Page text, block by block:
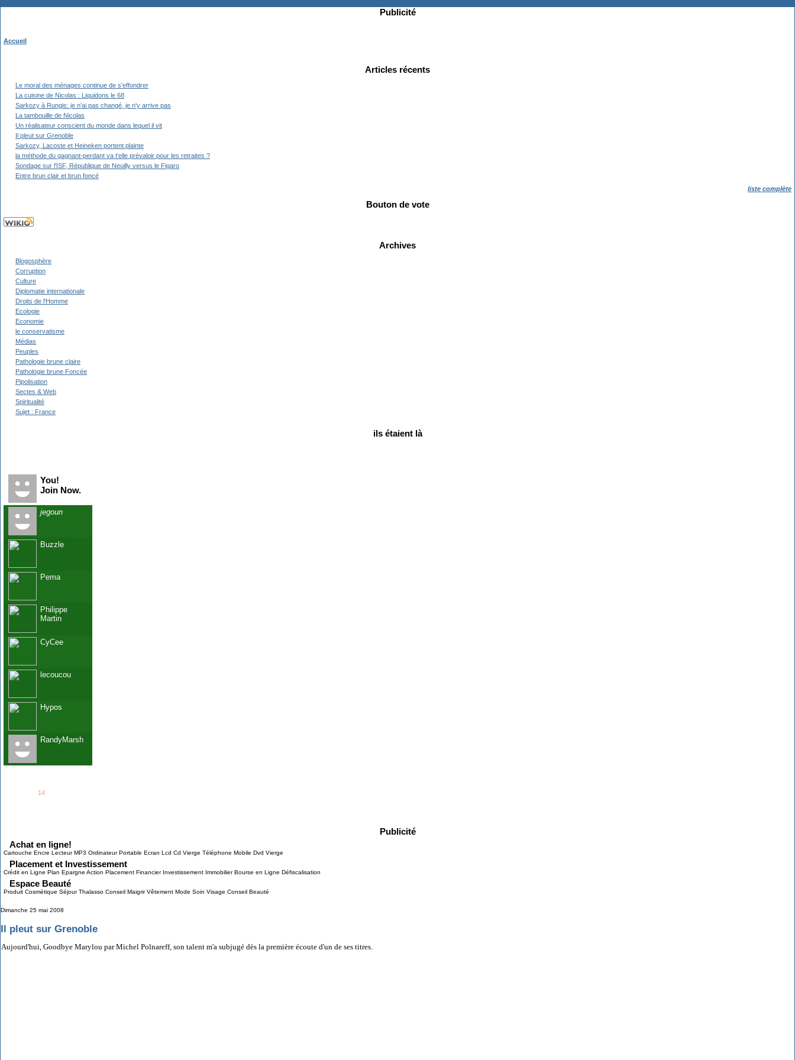
Publicité
Accueil
Articles récents
Le moral des ménages continue de s'effondrer
La cuisine de Nicolas : Liquidons le 68
Sarkozy à Rungis: je n'ai pas changé, je n'y arrive pas
La tambouille de Nicolas
Un réalisateur conscient du monde dans lequel il vit
Il pleut sur Grenoble
Sarkozy, Lacoste et Heineken portent plainte
la méthode du gagnant-perdant va t'elle prévaloir pour les retraites ?
Sondage sur l'ISF, République de Neuilly versus le Figaro
Entre brun clair et brun foncé
liste complète
Bouton de vote
Archives
Blogosphère
Corruption
Culture
Diplomatie internationale
Droits de l'Homme
Ecologie
Economie
le conservatisme
Médias
Peuples
Pathologie brune claire
Pathologie brune Foncée
Pipolisation
Sectes & Web
Spiritualité
Sujet : France
ils étaient là
You!
Join Now.
jegoun
Buzzle
Pema
Philippe
Martin
CyCee
lecoucou
Hypos
RandyMarsh
14members...
Publicité
Achat en ligne!
Cartouche Encre Lecteur MP3 Ordinateur Portable Ecran Lcd Cd Vierge Téléphone Mobile Dvd Vierge
Placement et Investissement
Crédit en Ligne Plan Epargne Action Placement Financier Investissement Immobilier Bourse en Ligne Défiscalisation
Espace Beauté
Produit Cosmétique Séjour Thalasso Conseil Maigrir Vêtement Mode Soin Visage Conseil Beauté
Dimanche 25 mai 2008
Il pleut sur Grenoble
Aujourd'hui, Goodbye Marylou par Michel Polnareff, son talent m'a subjugé dès la première écoute d'un de ses titres.